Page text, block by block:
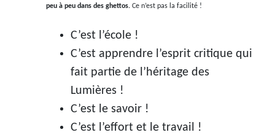
peu à peu dans des ghettos. Ce n’est pas la facilité !
C’est l’école !
C’est apprendre l’esprit critique qui
fait partie de l’héritage des
Lumières !
C’est le savoir !
C’est l’effort et le travail !